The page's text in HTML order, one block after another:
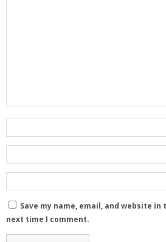
Save my name, email, and website
next time I comment.